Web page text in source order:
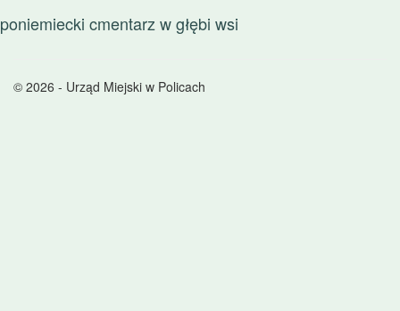
poniemiecki cmentarz w głębi wsi
© 2026 - Urząd Miejski w Policach